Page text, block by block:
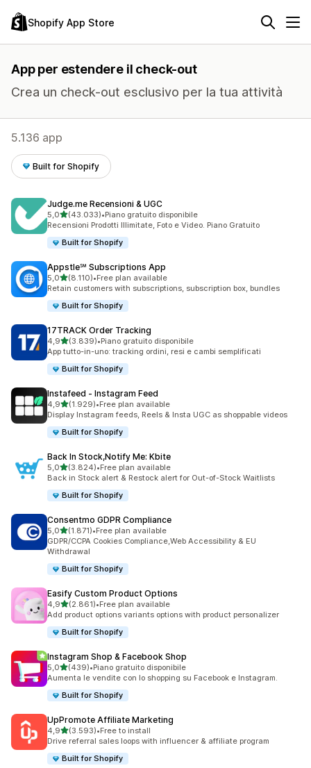
Shopify App Store
App per estendere il check-out
Crea un check-out esclusivo per la tua attività
5.136 app
Built for Shopify
Judge.me Recensioni & UGC
5,0stelle su 5
(43.033)
43033 recensioni totali
•Piano gratuito disponibile
Recensioni Prodotti Illimitate, Foto e Video. Piano Gratuito
Built for Shopify
Appstle℠ Subscriptions App
5,0stelle su 5
(8.110)
8110 recensioni totali
•Free plan available
Retain customers with subscriptions, subscription box, bundles
Built for Shopify
17TRACK Order Tracking
4,9stelle su 5
(3.839)
3839 recensioni totali
•Piano gratuito disponibile
App tutto-in-uno: tracking ordini, resi e cambi semplificati
Built for Shopify
Instafeed ‑ Instagram Feed
4,9stelle su 5
(1.929)
1929 recensioni totali
•Free plan available
Display Instagram feeds, Reels & Insta UGC as shoppable videos
Built for Shopify
Back In Stock,Notify Me: Kbite
5,0stelle su 5
(3.824)
3824 recensioni totali
•Free plan available
Back in Stock alert & Restock alert for Out-of-Stock Waitlists
Built for Shopify
Consentmo GDPR Compliance
5,0stelle su 5
(1.871)
1871 recensioni totali
•Free plan available
GDPR/CCPA Cookies Compliance,Web Accessibility & EU
Withdrawal
Built for Shopify
Easify Custom Product Options
4,9stelle su 5
(2.861)
2861 recensioni totali
•Free plan available
Add product options variants options with product personalizer
Built for Shopify
Instagram Shop & Facebook Shop
5,0stelle su 5
(439)
439 recensioni totali
•Piano gratuito disponibile
Aumenta le vendite con lo shopping su Facebook e Instagram.
Built for Shopify
UpPromote Affiliate Marketing
4,9stelle su 5
(3.593)
3593 recensioni totali
•Free to install
Drive referral sales loops with influencer & affiliate program
Built for Shopify